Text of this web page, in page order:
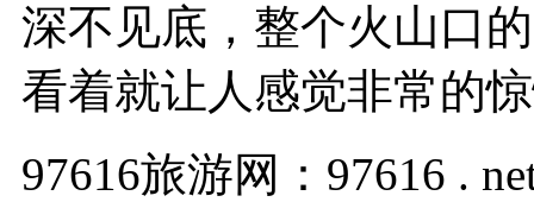
深不见底，整个火山口
看着就让人感觉非常的
97616旅游网：97616 .